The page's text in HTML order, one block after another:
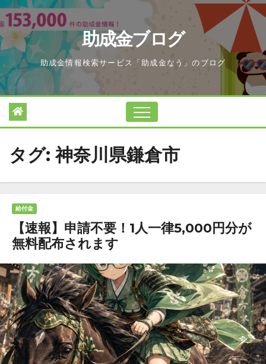
Skip
to
content
助成金ブログ
助成金情報検索サービス「助成金なう」のブログ
タグ:神奈川県鎌倉市
給付金
【速報】申請不要！1人一律5,000円分が
無料配布されます